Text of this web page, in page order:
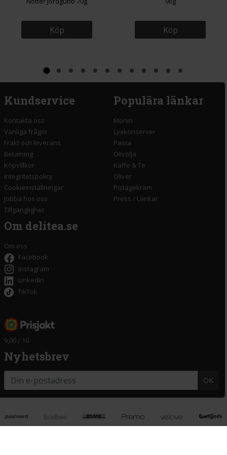
Köp Köp
Kundservice
Kontakta oss
Vanliga frågor
Frakt och leverans
Betalning
Köpvillkor
Integritetspolicy
Cookieinställningar
Jobba hos oss
Tillgänglighet
Populära länkar
Monin
Lyxkonserver
Pasta
Olivolja
Kaffe & Te
Oliver
Pistagekräm
Press / Länkar
Om delitea.se
Om oss
Facebook
Instagram
LinkedIn
TikTok
9,00 / 10
Nyhetsbrev
OK